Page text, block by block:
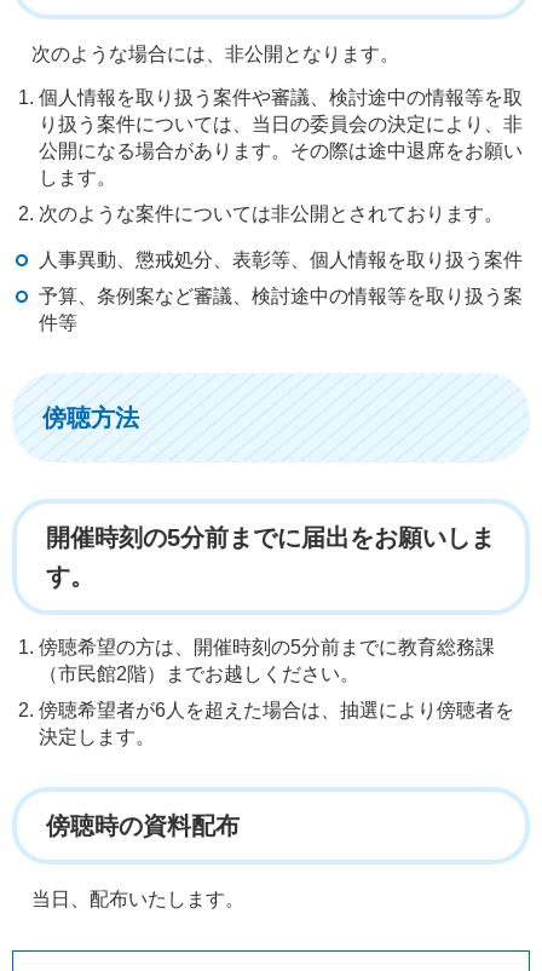
次のような場合には、非公開となります。
個人情報を取り扱う案件や審議、検討途中の情報等を取
り扱う案件については、当日の委員会の決定により、非
公開になる場合があります。その際は途中退席をお願い
します。
次のような案件については非公開とされております。
人事異動、懲戒処分、表彰等、個人情報を取り扱う案件
予算、条例案など審議、検討途中の情報等を取り扱う案
件等
傍聴方法
開催時刻の5分前までに届出をお願いしま
す。
傍聴希望の方は、開催時刻の5分前までに教育総務課
（市民館2階）までお越しください。
傍聴希望者が6人を超えた場合は、抽選により傍聴者を
決定します。
傍聴時の資料配布
当日、配布いたします。